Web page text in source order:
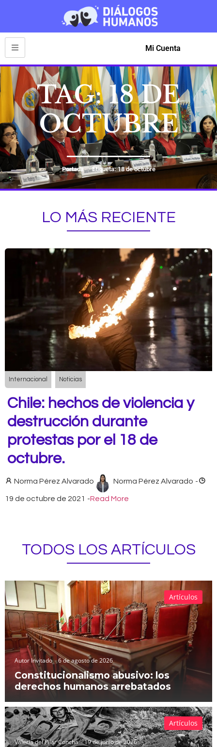
Mi Cuenta
TAG: 18 DE
OCTUBRE
Portada Etiqueta: 18 de octubre
LO MÁS RECIENTE
Internacional Noticias
Chile: hechos de violencia y
destrucción durante
protestas por el 18 de
octubre.
Norma Pérez Alvarado Norma Pérez Alvarado -
19 de octubre de 2021 -Read More
TODOS LOS ARTÍCULOS
Autor Invitado 6 de agosto de 2026
Constitucionalismo abusivo: los
derechos humanos arrebatados
Artículos
Valeria del Pilar Concha 19 de junio de 2026
Artículos